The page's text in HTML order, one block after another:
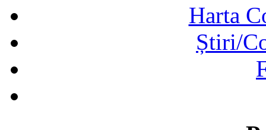
Harta
Știri/